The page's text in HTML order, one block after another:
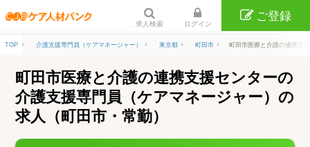
求人検索 ログイン
ご登録
TOP 介護支援専門員（ケアマネージャー） 東京都 町田市 町田市医療と介護の連携支
町田市医療と介護の連携支援センターの
介護支援専門員（ケアマネージャー）の
求人（町田市・常勤）